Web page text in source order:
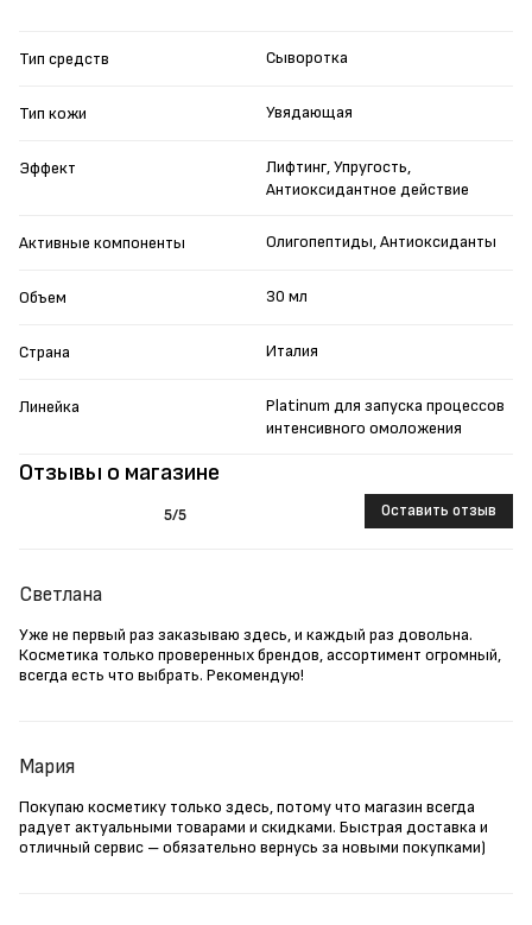
Отзывы о магазине
5/5 Оставить отзыв
Светлана
Уже не первый раз заказываю здесь, и каждый раз довольна.
Косметика только проверенных брендов, ассортимент огромный,
всегда есть что выбрать. Рекомендую!
Мария
Покупаю косметику только здесь, потому что магазин всегда
радует актуальными товарами и скидками. Быстрая доставка и
отличный сервис – обязательно вернусь за новыми покупками)
Тип средств Сыворотка
Тип кожи Увядающая
Эффект
Лифтинг, Упругость,
Антиоксидантное действие
Активные компоненты Олигопептиды, Антиоксиданты
Объем 30 мл
Страна Италия
Линейка
Platinum для запуска процессов
интенсивного омоложения